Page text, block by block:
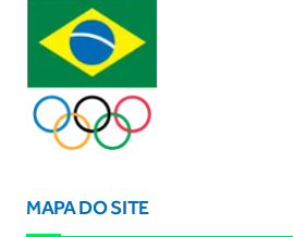
MAPA DO SITE